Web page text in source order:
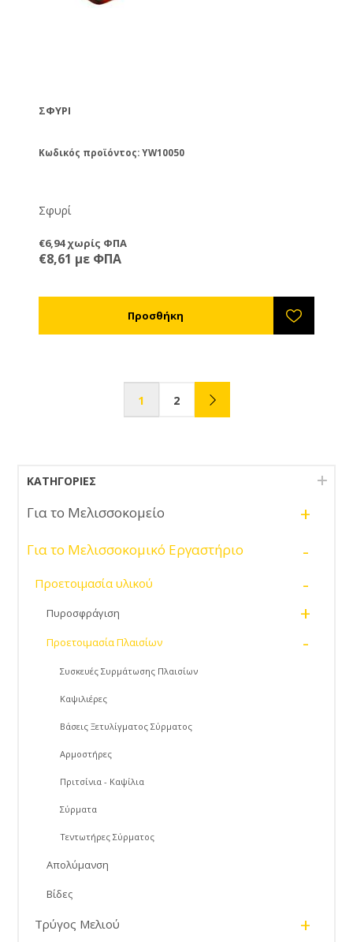
ΣΦΥΡΊ
Κωδικός προϊόντος: YW10050
Σφυρί
€6,94 χωρίς ΦΠΑ
€8,61 με ΦΠΑ
1 2
ΚΑΤΗΓΟΡΊΕΣ
Για το Μελισσοκομείο +
Για το Μελισσοκομικό Εργαστήριο -
Προετοιμασία υλικού -
Πυροσφράγιση +
Προετοιμασία Πλαισίων -
Συσκευές Συρμάτωσης Πλαισίων
Καψιλιέρες
Βάσεις Ξετυλίγματος Σύρματος
Αρμοστήρες
Πριτσίνια - Καψίλια
Σύρματα
Τεντωτήρες Σύρματος
Απολύμανση
Βίδες
Τρύγος Μελιού +